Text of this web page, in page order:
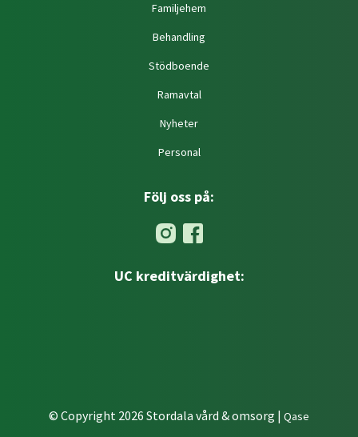
Familjehem
Behandling
Stödboende
Ramavtal
Nyheter
Personal
Följ oss på:
UC kreditvärdighet:
© Copyright 2026 Stordala vård & omsorg | Qase